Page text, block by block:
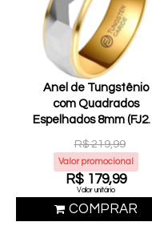
Anel de Tungstênio
com Quadrados
Espelhados 8mm
R$ 219,99
Valor promocional
R$ 179,99
Valor unitário
COMPRAR